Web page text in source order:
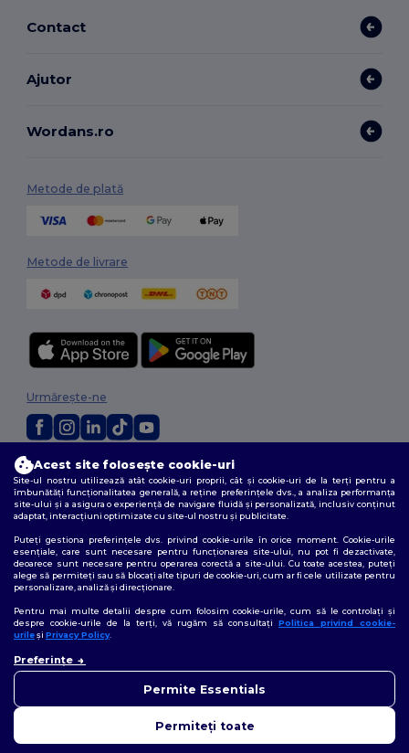
Contact
Ajutor
Wordans.ro
Metode de plată
Metode de livrare
2026. Toate drepturile rezervate
Termeni și condiții| Politica de confidențialitate|Politica privind cookie-
urile|Sitemap
Urmărește-ne
Acest site folosește cookie-uri
Site-ul nostru utilizează atât cookie-uri proprii, cât și cookie-uri de la terți pentru a
îmbunătăți funcționalitatea generală, a reține preferințele dvs., a analiza performanța
site-ului și a asigura o experiență de navigare fluidă și personalizată, inclusiv conținut
adaptat, interacțiuni optimizate cu site-ul nostru și publicitate.
Puteți gestiona preferințele dvs. privind cookie-urile în orice moment. Cookie-urile
esențiale, care sunt necesare pentru funcționarea site-ului, nu pot fi dezactivate,
deoarece sunt necesare pentru operarea corectă a site-ului. Cu toate acestea, puteți
alege să permiteți sau să blocați alte tipuri de cookie-uri, cum ar fi cele utilizate pentru
personalizare, analiză și direcționare.
Pentru mai multe detalii despre cum folosim cookie-urile, cum să le controlați și
despre cookie-urile de la terți, vă rugăm să consultați Politica privind cookie-
urileși Privacy Policy.
Preferințe
Permite Essentials
Permiteți toate
în orice moment. Chatbot-ul
ajuta.